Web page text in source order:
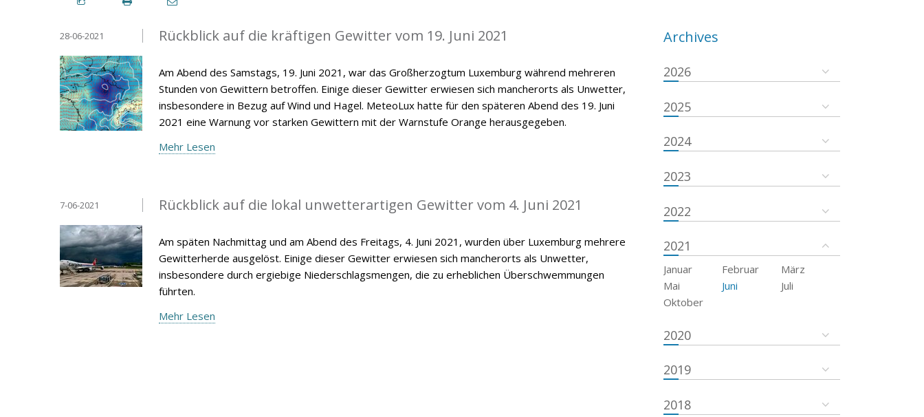
Rückblick auf die kräftigen Gewitter vom 19. Juni 2021
28-06-2021
Am Abend des Samstags, 19. Juni 2021, war das Großherzogtum Luxemburg während mehreren
Stunden von Gewittern betroffen. Einige dieser Gewitter erwiesen sich mancherorts als Unwetter,
insbesondere in Bezug auf Wind und Hagel. MeteoLux hatte für den späteren Abend des 19. Juni
2021 eine Warnung vor starken Gewittern mit der Warnstufe Orange herausgegeben.
Mehr Lesen
Rückblick auf die lokal unwetterartigen Gewitter vom 4. Juni 2021
7-06-2021
Am späten Nachmittag und am Abend des Freitags, 4. Juni 2021, wurden über Luxemburg mehrere
Gewitterherde ausgelöst. Einige dieser Gewitter erwiesen sich mancherorts als Unwetter,
insbesondere durch ergiebige Niederschlagsmengen, die zu erheblichen Überschwemmungen
führten.
Mehr Lesen
Archives
2026
2025
2024
2023
2022
2021
Januar Februar
März
Mai
Juni
Juli
Oktober
2020
2019
2018